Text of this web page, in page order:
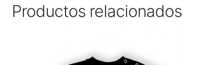
Productos relacionados